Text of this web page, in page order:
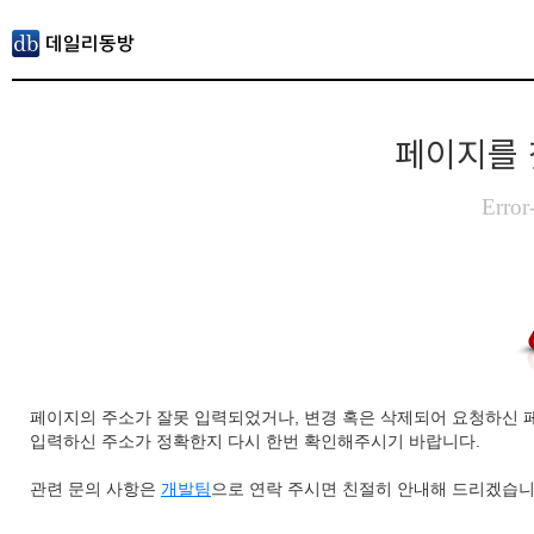
페이지를
페이지의 주소가 잘못 입력되었거나, 변경 혹은 삭제되어 요청하신
입력하신 주소가 정확한지 다시 한번 확인해주시기 바랍니다.
관련 문의 사항은 개발팀 으로 연락 주시면 친절히 안내해 드리겠습